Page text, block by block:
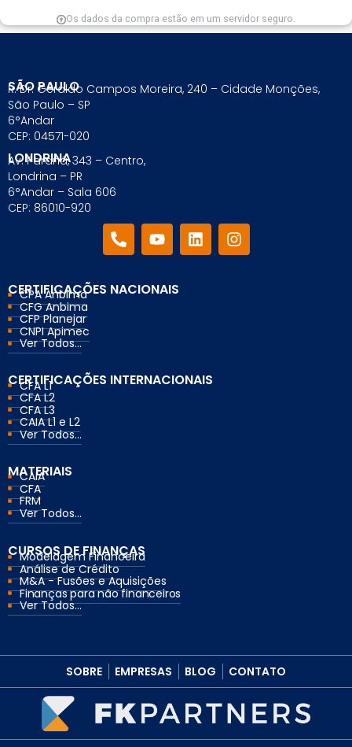
Os dados da compra estão em um servidor seguro.
SÃO PAULO
R. Dr. Geraldo Campos Moreira, 240 – Cidade Monções,
São Paulo – SP
6°Andar
CEP: 04571-020
LONDRINA
Av. Paraná, 343 – Centro,
Londrina – PR
6°Andar – Sala 606
CEP: 86010-920
CERTIFICAÇÕES NACIONAIS
CPA Anbima
CFG Anbima
CFP Planejar
CNPI Apimec
Ver Todos...
CERTIFICAÇÕES INTERNACIONAIS
CFA L1
CFA L2
CFA L3
CAIA L1 e L2
Ver Todos...
MATERIAIS
CAIA
CFA
FRM
Ver Todos...
CURSOS DE FINANÇAS
Modelagem Financeira
Análise de Crédito
M&A - Fusões e Aquisições
Finanças para não financeiros
Ver Todos...
SOBRE EMPRESAS BLOG CONTATO